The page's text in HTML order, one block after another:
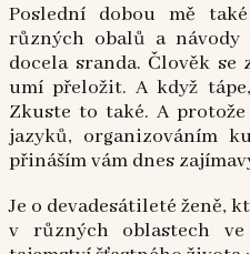
Poslední dobou mě
různých obalů a
docela sranda. Člověk
umí přeložit. A když
Zkuste to také. A
jazyků, organizováním
přináším vám dnes
Je o devadesátileté ženě,
v různých oblastech